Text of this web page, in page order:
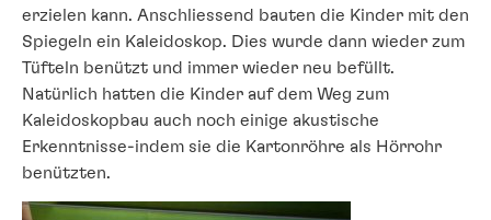
erzielen kann. Anschliessend bauten die Kinder mit den
Spiegeln ein Kaleidoskop. Dies wurde dann wieder zum
Tüfteln benützt und immer wieder neu befüllt.
Natürlich hatten die Kinder auf dem Weg zum
Kaleidoskopbau auch noch einige akustische
Erkenntnisse-indem sie die Kartonröhre als Hörrohr
benützten.